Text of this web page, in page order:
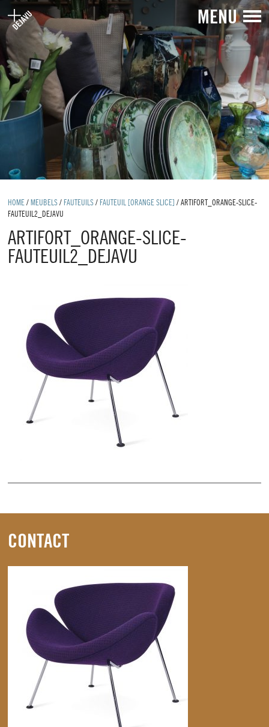
MENU
HOME / MEUBELS / FAUTEUILS / FAUTEUIL [ORANGE SLICE] /ARTIFORT_ORANGE-SLICE-
FAUTEUIL2_DEJAVU
ARTIFORT_ORANGE-SLICE-
FAUTEUIL2_DEJAVU
CONTACT